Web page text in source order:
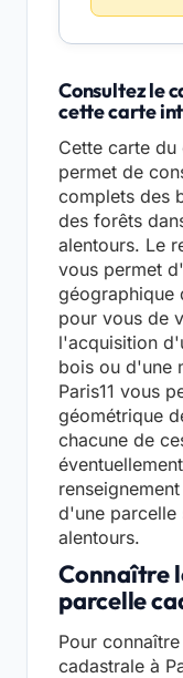
Consultez le
cette carte
Cette carte du
permet de
complets des
des forêts
alentours. Le
vous permet
géographique
pour vous de
l'acquisition
bois ou d'une
Paris11 vous
géométrique
chacune de
d'une parcelle
alentours.
Connaître
parcelle
Pour
cadastrale à